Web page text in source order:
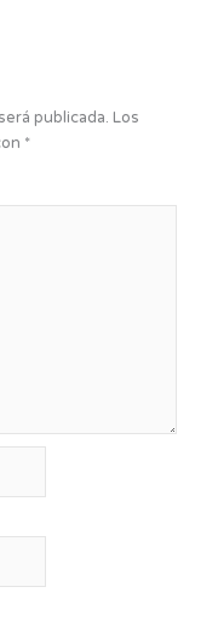
publicada. Los
*